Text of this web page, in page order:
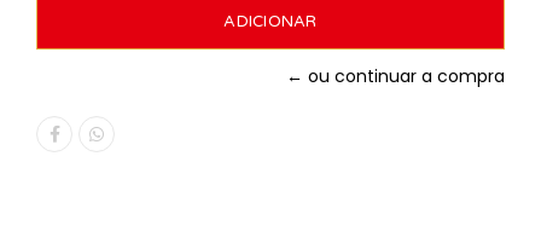
← ou continuar a compra